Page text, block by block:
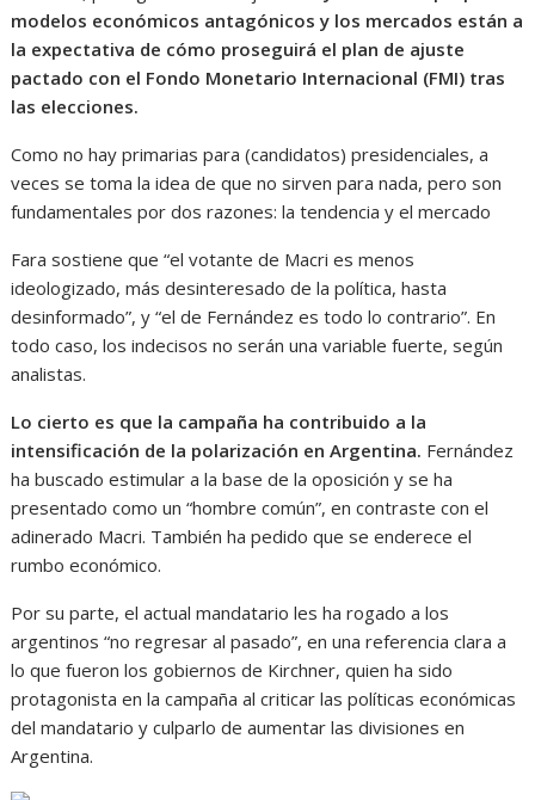
modelos económicos antagónicos y los mercados están a
la expectativa de cómo proseguirá el plan de ajuste
pactado con el Fondo Monetario Internacional (FMI) tras
las elecciones.
Como no hay primarias para (candidatos) presidenciales, a
veces se toma la idea de que no sirven para nada, pero son
fundamentales por dos razones: la tendencia y el mercado
Fara sostiene que “el votante de Macri es menos
ideologizado, más desinteresado de la política, hasta
desinformado”, y “el de Fernández es todo lo contrario”. En
todo caso, los indecisos no serán una variable fuerte, según
analistas.
Lo cierto es que la campaña ha contribuido a la
intensificación de la polarización en Argentina. Fernández
ha buscado estimular a la base de la oposición y se ha
presentado como un “hombre común”, en contraste con el
adinerado Macri. También ha pedido que se enderece el
rumbo económico.
Por su parte, el actual mandatario les ha rogado a los
argentinos “no regresar al pasado”, en una referencia clara a
lo que fueron los gobiernos de Kirchner, quien ha sido
protagonista en la campaña al criticar las políticas económicas
del mandatario y culparlo de aumentar las divisiones en
Argentina.